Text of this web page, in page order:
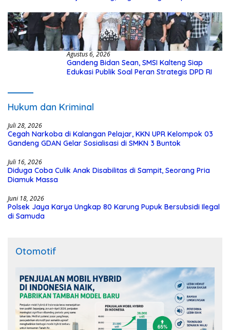
Agustus 6, 2026
Gandeng Bidan Sean, SMSI Kalteng Siap
Edukasi Publik Soal Peran Strategis DPD RI
Hukum dan Kriminal
Juli 28, 2026
Cegah Narkoba di Kalangan Pelajar, KKN UPR Kelompok 03
Gandeng GDAN Gelar Sosialisasi di SMKN 3 Buntok
Juli 16, 2026
Diduga Coba Culik Anak Disabilitas di Sampit, Seorang Pria
Diamuk Massa
Juni 18, 2026
Polsek Jaya Karya Ungkap 80 Karung Pupuk Bersubsidi Ilegal
di Samuda
Otomotif